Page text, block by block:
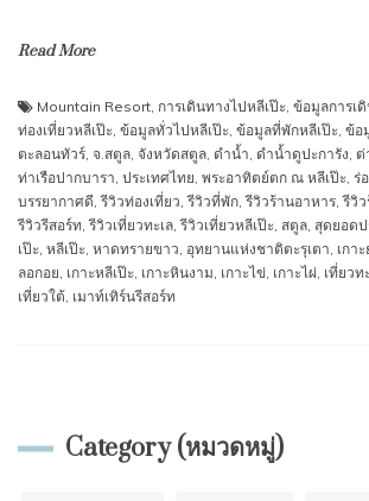
Read More
Mountain Resort, การเดินทางไปหลีเป๊ะ, ข้อมูลการเ
ท่องเที่ยวหลีเป๊ะ, ข้อมูลทั่วไปหลีเป๊ะ, ข้อมูลที่พักหลีเป๊ะ, ข้อ
ตะลอนทัวร์, จ.สตูล, จังหวัดสตูล, ดำน้ำ, ดำน้ำดูปะการัง, ต่
ท่าเรือปากบารา, ประเทศไทย, พระอาทิตย์ตก ณ หลีเป๊ะ, ร่
บรรยากาศดี,รีวิวท่องเที่ยว,รีวิวที่พัก,รีวิวร้านอาหาร,รีวิ
รีวิวรีสอร์ท,รีวิวเที่ยวทะเล,รีวิวเที่ยวหลีเป๊ะ, สตูล, สุดยอดป
เป๊ะ, หลีเป๊ะ, หาดทรายขาว, อุทยานแห่งชาติตะรุเตา, เกา
ลอกอย, เกาะหลีเป๊ะ, เกาะหินงาม, เกาะไข่, เกาะไผ่, เที่ยวท
เที่ยวใต้, เมาท์เทิร์นรีสอร์ท
Category (หมวดหมู่)